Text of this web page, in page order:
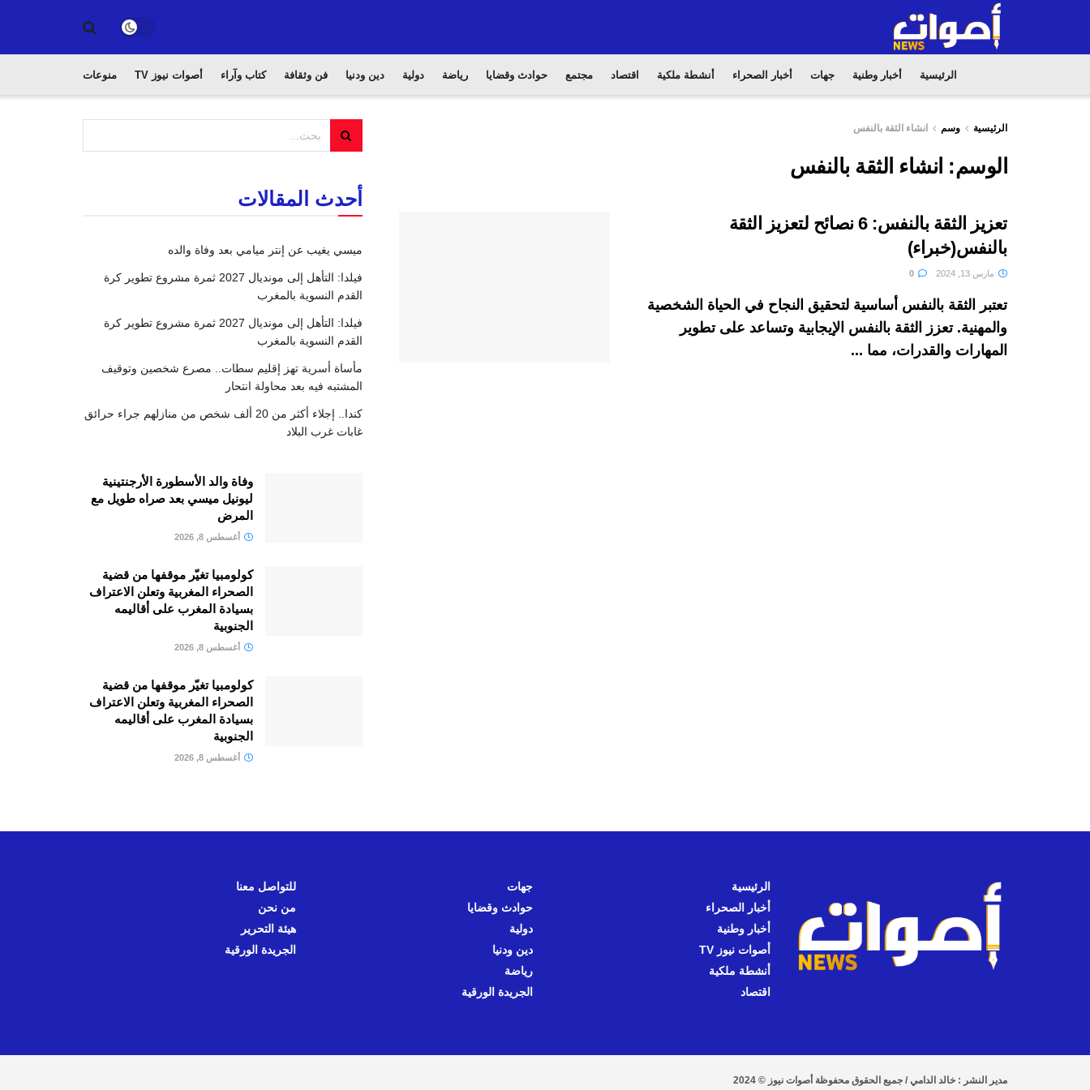
الرئيسية أخبار وطنية جهات أخبار الصحراء أنشطة ملكية اقتصاد مجتمع حوادث وقضايا رياضة دولية دين ودنيا فن وثقافة كتاب وآراء أصوات نيوز TV منوعات
الرئيسية وسم انشاء الثقة بالنفس
الوسم: انشاء الثقة بالنفس
تعزيز الثقة بالنفس: 6 نصائح لتعزيز الثقة
بالنفس(خبراء)
مارس 13, 2024
تعتبر الثقة بالنفس أساسية لتحقيق النجاح في الحياة الشخصية
والمهنية. تعزز الثقة بالنفس الإيجابية وتساعد على تطوير
المهارات والقدرات، مما ...
أحدث المقالات
ميسي يغيب عن إنتر ميامي بعد وفاة والده
فيلدا: التأهل إلى مونديال 2027 ثمرة مشروع تطوير كرة
القدم النسوية بالمغرب
فيلدا: التأهل إلى مونديال 2027 ثمرة مشروع تطوير كرة
القدم النسوية بالمغرب
مأساة أسرية تهز إقليم سطات.. مصرع شخصين وتوقيف
المشتبه فيه بعد محاولة انتحار
كندا.. إجلاء أكثر من 20 ألف شخص من منازلهم جراء حرائق
غابات غرب البلاد
وفاة والد الأسطورة الأرجنتينية
ليونيل ميسي بعد صراه طويل مع
المرض
أغسطس 8, 2026
كولومبيا تغيّر موقفها من قضية
الصحراء المغربية وتعلن الاعتراف
بسيادة المغرب على أقاليمه
الجنوبية
أغسطس 8, 2026
كولومبيا تغيّر موقفها من قضية
الصحراء المغربية وتعلن الاعتراف
بسيادة المغرب على أقاليمه
الجنوبية
أغسطس 8, 2026
الرئيسية
أخبار الصحراء
أخبار وطنية
أصوات نيوز TV
أنشطة ملكية
اقتصاد
جهات
حوادث وقضايا
دولية
دين ودنيا
رياضة
الجريدة الورقية
للتواصل معنا
من نحن
هيئة التحرير
الجريدة الورقية
مدير النشر : خالد الدامي / جميع الحقوق محفوظة أصوات نيوز © 2024